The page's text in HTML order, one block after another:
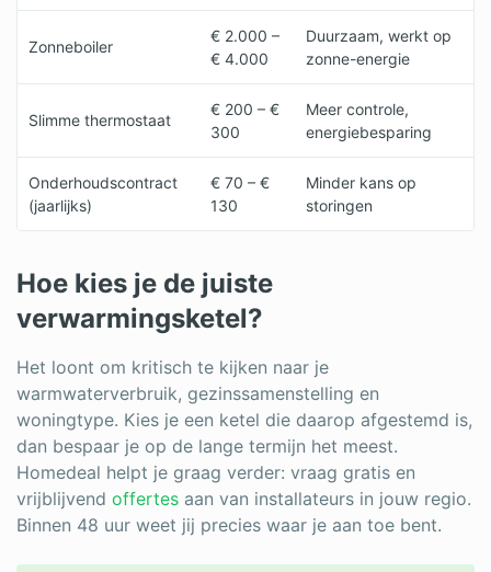
Zonneboiler
€ 2.000 –
€ 4.000
Duurzaam, werkt op
zonne-energie
Slimme thermostaat
€ 200 – €
300
Meer controle,
energiebesparing
Onderhoudscontract
(jaarlijks)
€ 70 – €
130
Minder kans op
storingen
Hoe kies je de juiste
verwarmingsketel?
Het loont om kritisch te kijken naar je
warmwaterverbruik, gezinssamenstelling en
woningtype. Kies je een ketel die daarop afgestemd is,
dan bespaar je op de lange termijn het meest.
Homedeal helpt je graag verder: vraag gratis en
vrijblijvend offertes aan van installateurs in jouw regio.
Binnen 48 uur weet jij precies waar je aan toe bent.